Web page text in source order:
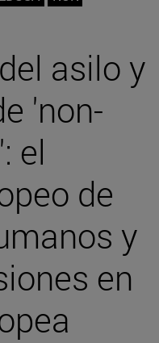
asilo y
'non-
el
de
y
en